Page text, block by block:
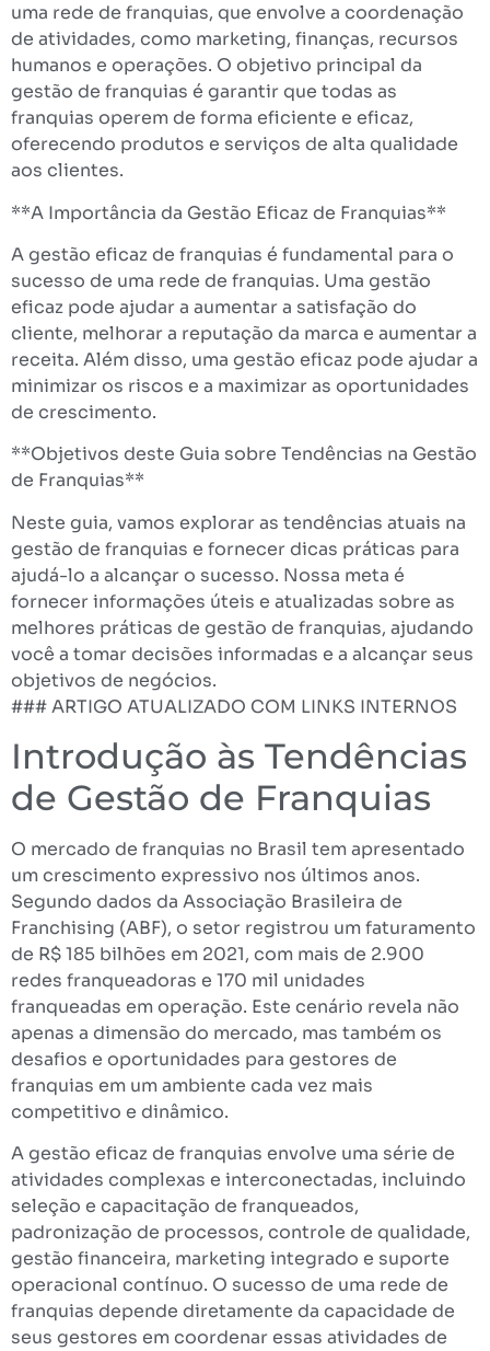
uma rede de franquias, que envolve a coordenação
de atividades, como marketing, finanças, recursos
humanos e operações. O objetivo principal da
gestão de franquias é garantir que todas as
franquias operem de forma eficiente e eficaz,
oferecendo produtos e serviços de alta qualidade
aos clientes.
**A Importância da Gestão Eficaz de Franquias**
A gestão eficaz de franquias é fundamental para o
sucesso de uma rede de franquias. Uma gestão
eficaz pode ajudar a aumentar a satisfação do
cliente, melhorar a reputação da marca e aumentar a
receita. Além disso, uma gestão eficaz pode ajudar a
minimizar os riscos e a maximizar as oportunidades
de crescimento.
**Objetivos deste Guia sobre Tendências na Gestão
de Franquias**
Neste guia, vamos explorar as tendências atuais na
gestão de franquias e fornecer dicas práticas para
ajudá-lo a alcançar o sucesso. Nossa meta é
fornecer informações úteis e atualizadas sobre as
melhores práticas de gestão de franquias, ajudando
você a tomar decisões informadas e a alcançar seus
objetivos de negócios.
### ARTIGO ATUALIZADO COM LINKS INTERNOS
Introdução às Tendências
de Gestão de Franquias
O mercado de franquias no Brasil tem apresentado
um crescimento expressivo nos últimos anos.
Segundo dados da Associação Brasileira de
Franchising (ABF), o setor registrou um faturamento
de R$ 185 bilhões em 2021, com mais de 2.900
redes franqueadoras e 170 mil unidades
franqueadas em operação. Este cenário revela não
apenas a dimensão do mercado, mas também os
desafios e oportunidades para gestores de
franquias em um ambiente cada vez mais
competitivo e dinâmico.
A gestão eficaz de franquias envolve uma série de
atividades complexas e interconectadas, incluindo
seleção e capacitação de franqueados,
padronização de processos, controle de qualidade,
gestão financeira, marketing integrado e suporte
operacional contínuo. O sucesso de uma rede de
franquias depende diretamente da capacidade de
seus gestores em coordenar essas atividades de